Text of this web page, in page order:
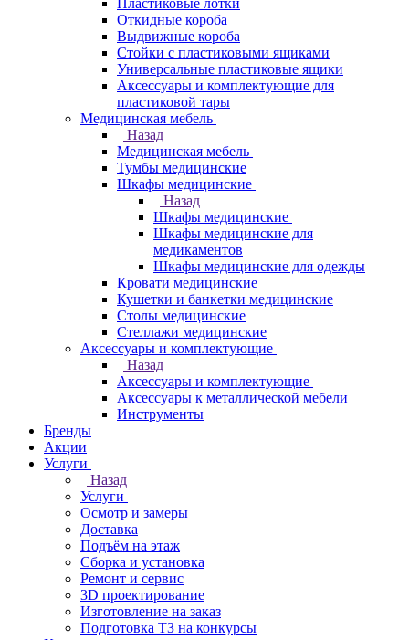
Пластиковые лотки
Откидные короба
Выдвижные короба
Стойки с пластиковыми ящиками
Универсальные пластиковые ящики
Аксессуары и комплектующие для
пластиковой тары
Медицинская мебель
Назад
Медицинская мебель
Тумбы медицинские
Шкафы медицинские
Назад
Шкафы медицинские
Шкафы медицинские для
медикаментов
Шкафы медицинские для одежды
Кровати медицинские
Кушетки и банкетки медицинские
Столы медицинские
Стеллажи медицинские
Аксессуары и комплектующие
Назад
Аксессуары и комплектующие
Аксессуары к металлической мебели
Инструменты
Бренды
Акции
Услуги
Назад
Услуги
Осмотр и замеры
Доставка
Подъём на этаж
Сборка и установка
Ремонт и сервис
3D проектирование
Изготовление на заказ
Подготовка ТЗ на конкурсы